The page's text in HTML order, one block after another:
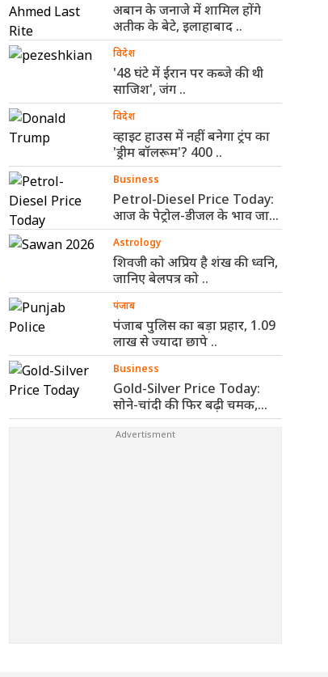
अबान के जनाजे में शामिल होंगे
अतीक के बेटे, इलाहाबाद ..
विदेश
'48 घंटे में ईरान पर कब्जे की थी
साजिश', जंग ..
विदेश
व्हाइट हाउस में नहीं बनेगा ट्रंप का
'ड्रीम बॉलरूम'? 400 ..
Business
Petrol-Diesel Price Today:
आज के पेट्रोल-डीजल के भाव जारी,
जानिए ..
Astrology
शिवजी को अप्रिय है शंख की ध्वनि,
जानिए बेलपत्र को ..
पंजाब
पंजाब पुलिस का बड़ा प्रहार, 1.09
लाख से ज्यादा छापे ..
Business
Gold-Silver Price Today:
सोने-चांदी की फिर बढ़ी चमक,
जानिए आज ..